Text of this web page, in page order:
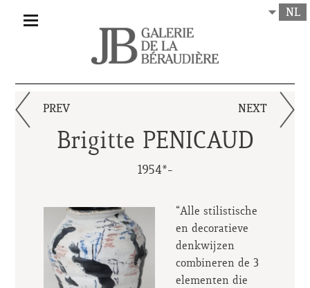
NL
PREV NEXT
Brigitte PENICAUD
1954*-
“Alle stilistische
en decoratieve
denkwijzen
combineren de 3
elementen die